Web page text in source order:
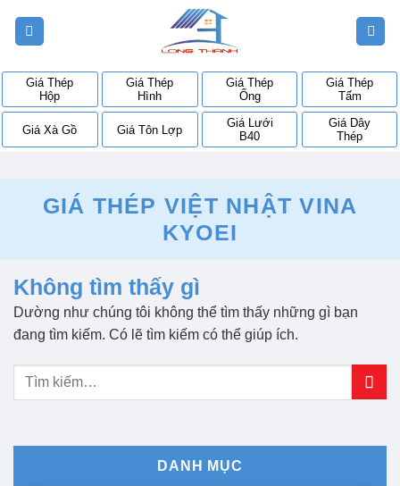
dungGiá Thép
Hộp
Giá Thép
Hình
Giá Thép
Ống
Giá Thép
Tấm
Giá Xà Gồ Giá Tôn Lợp
Giá Lưới
B40
Giá Dây
Thép
GIÁ THÉP VIỆT NHẬT VINA
KYOEI
Không tìm thấy gì
Dường như chúng tôi không thể tìm thấy những gì bạn
đang tìm kiếm. Có lẽ tìm kiếm có thể giúp ích.
DANH MỤC